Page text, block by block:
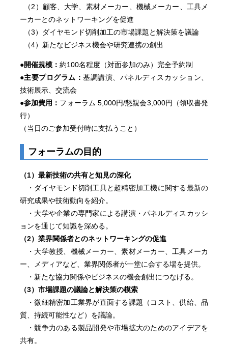
（2）顧客、大学、素材メーカー、機械メーカー、工具メ
ーカーとのネットワーキングを促進
（3）ダイヤモンド切削加工の市場課題と解決策を議論
（4）新たなビジネス機会や研究連携の創出
●開催規模： 約100名程度（対面参加のみ）完全予約制
●主要プログラム：基調講演、パネルディスカッション、
技術展示、交流会
●参加費用： フォーラム 5,000円/懇親会3,000円（領収書発
行）
（当日のご参加受付時に支払うこと）
フォーラムの目的
（1）最新技術の共有と知見の深化
・ダイヤモンド切削工具と超精密加工機に関する最新の
研究成果や技術動向を紹介。
・大学や企業の専門家による講演・パネルディスカッシ
ョンを通じて知識を深める。
（2）業界関係者とのネットワーキングの促進
・大学教授、機械メーカー、素材メーカー、工具メーカ
ー、メディアなど、業界関係者が一堂に会する場を提供。
・新たな協力関係やビジネスの機会創出につなげる。
（3）市場課題の議論と解決策の模索
・微細精密加工業界が直面する課題（コスト、供給、品
質、持続可能性など）を議論。
・競争力のある製品開発や市場拡大のためのアイデアを
共有。